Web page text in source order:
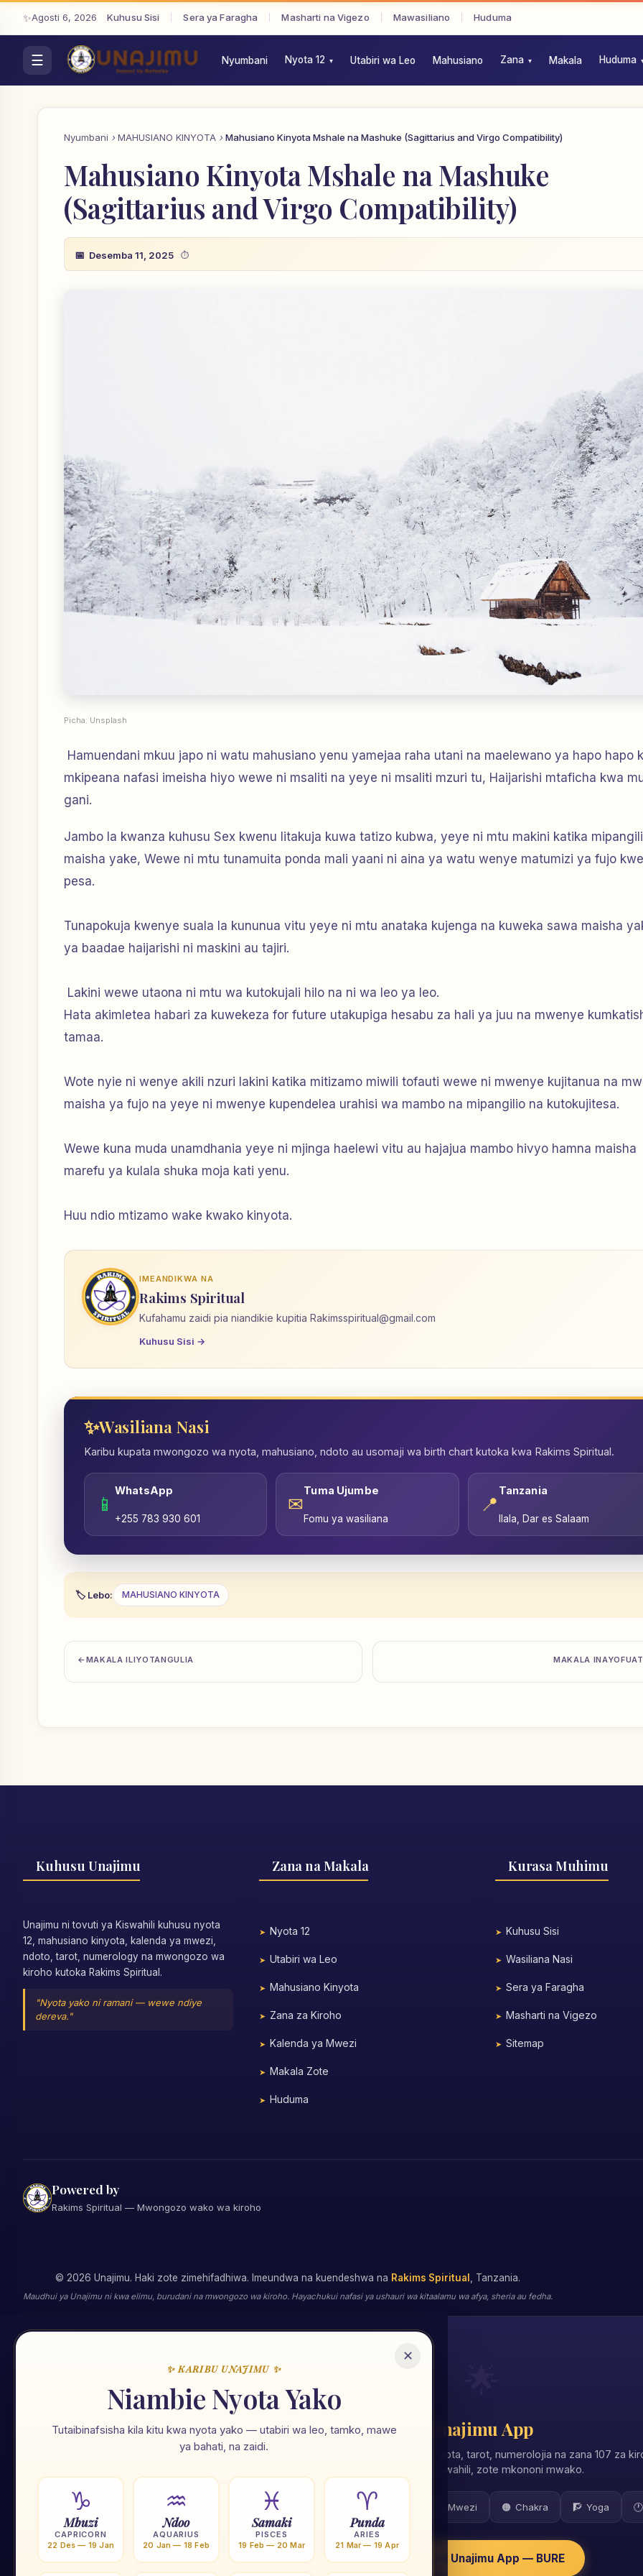
Agosti 6, 2026 Kuhusu Sisi Sera ya Faragha Masharti na Vigezo Mawasiliano Huduma
Nyumbani Nyota 12 Utabiri wa Leo Mahusiano Zana Makala Huduma
Nyumbani MAHUSIANO KINYOTA Mahusiano Kinyota Mshale na Mashuke (Sagittarius and Virgo Compatibility)
Mahusiano Kinyota Mshale na Mashuke
(Sagittarius and Virgo Compatibility)
Desemba 11, 2025
Picha: Unsplash
Hamuendani mkuu japo ni watu mahusiano yenu yamejaa raha utani na maelewano ya hapo hapo
mkipeana nafasi imeisha hiyo wewe ni msaliti na yeye ni msaliti mzuri tu, Haijarishi mtaficha kwa
gani.
Jambo la kwanza kuhusu Sex kwenu litakuja kuwa tatizo kubwa, yeye ni mtu makini katika
maisha yake, Wewe ni mtu tunamuita ponda mali yaani ni aina ya watu wenye matumizi ya fujo
pesa.
Tunapokuja kwenye suala la kununua vitu yeye ni mtu anataka kujenga na kuweka sawa maisha
ya baadae haijarishi ni maskini au tajiri.
Lakini wewe utaona ni mtu wa kutokujali hilo na ni wa leo ya leo.
Hata akimletea habari za kuwekeza for future utakupiga hesabu za hali ya juu na mwenye
tamaa.
Wote nyie ni wenye akili nzuri lakini katika mitizamo miwili tofauti wewe ni mwenye kujitanua na
maisha ya fujo na yeye ni mwenye kupendelea urahisi wa mambo na mipangilio na kutokujitesa.
Wewe kuna muda unamdhania yeye ni mjinga haelewi vitu au hajajua mambo hivyo hamna maisha
marefu ya kulala shuka moja kati yenu.
Huu ndio mtizamo wake kwako kinyota.
IMEANDIKWA NA
Rakims Spiritual
Kufahamu zaidi pia niandikie kupitia Rakimsspiritual@gmail.com
Kuhusu Sisi →
Wasiliana Nasi
Karibu kupata mwongozo wa nyota, mahusiano, ndoto au usomaji wa birth chart kutoka kwa Rakims Spiritual.
📱
WhatsApp
+255 783 930 601
✉
Tuma Ujumbe
Fomu ya wasiliana
📍
Tanzania
Ilala, Dar es Salaam
Lebo: MAHUSIANO KINYOTA
MAKALA ILIYOTANGULIA MAKALA
Kuhusu Unajimu
Unajimu ni tovuti ya Kiswahili kuhusu nyota
12, mahusiano kinyota, kalenda ya mwezi,
ndoto, tarot, numerology na mwongozo wa
kiroho kutoka Rakims Spiritual.
"Nyota yako ni ramani — wewe ndiye
dereva."
Zana na Makala
Nyota 12
Utabiri wa Leo
Mahusiano Kinyota
Zana za Kiroho
Kalenda ya Mwezi
Makala Zote
Huduma
Kurasa Muhimu
Kuhusu Sisi
Wasiliana Nasi
Sera ya Faragha
Masharti na Vigezo
Sitemap
Powered by
Rakims Spiritual — Mwongozo wako wa kiroho
© 2026 Unajimu. Haki zote zimehifadhiwa. Imeundwa na kuendeshwa na Rakims Spiritual , Tanzania.
Maudhui ya Unajimu ni kwa elimu, burudani na mwongozo wa kiroho. Hayachukui nafasi ya ushauri wa kitaalamu wa afya, sheria au fedha.
✕
✨ KARIBU UNAJIMU ✨
Niambie Nyota Yako
Tutaibinafsisha kila kitu kwa nyota yako — utabiri wa leo, tamko, mawe
ya bahati, na zaidi.
♑
Mbuzi
CAPRICORN
22 Des — 19 Jan
♒
Ndoo
AQUARIUS
20 Jan — 18 Feb
♓
Samaki
PISCES
19 Feb — 20 Mar
♈
Punda
ARIES
21 Mar — 19 Apr
Unajimu App
Ramani ya maisha yako — nyota, tarot, numerolojia na zana 107 za
Zote kwa Kiswahili, zote mkononi mwako.
Numerolojia Mwezi 🟠 Chakra 🧗 Yoga 🕐
★ Pakua Unajimu App — BURE